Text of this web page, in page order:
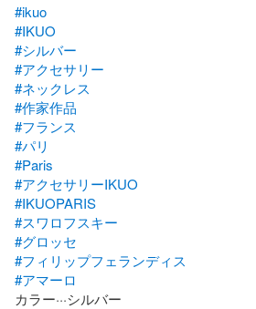
#ikuo
#IKUO
#シルバー
#アクセサリー
#ネックレス
#作家作品
#フランス
#パリ
#Paris
#アクセサリーIKUO
#IKUOPARIS
#スワロフスキー
#グロッセ
#フィリップフェランディス
#アマーロ
カラー···シルバー